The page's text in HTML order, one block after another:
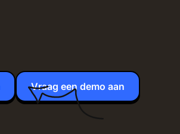
Vraag een demo aan